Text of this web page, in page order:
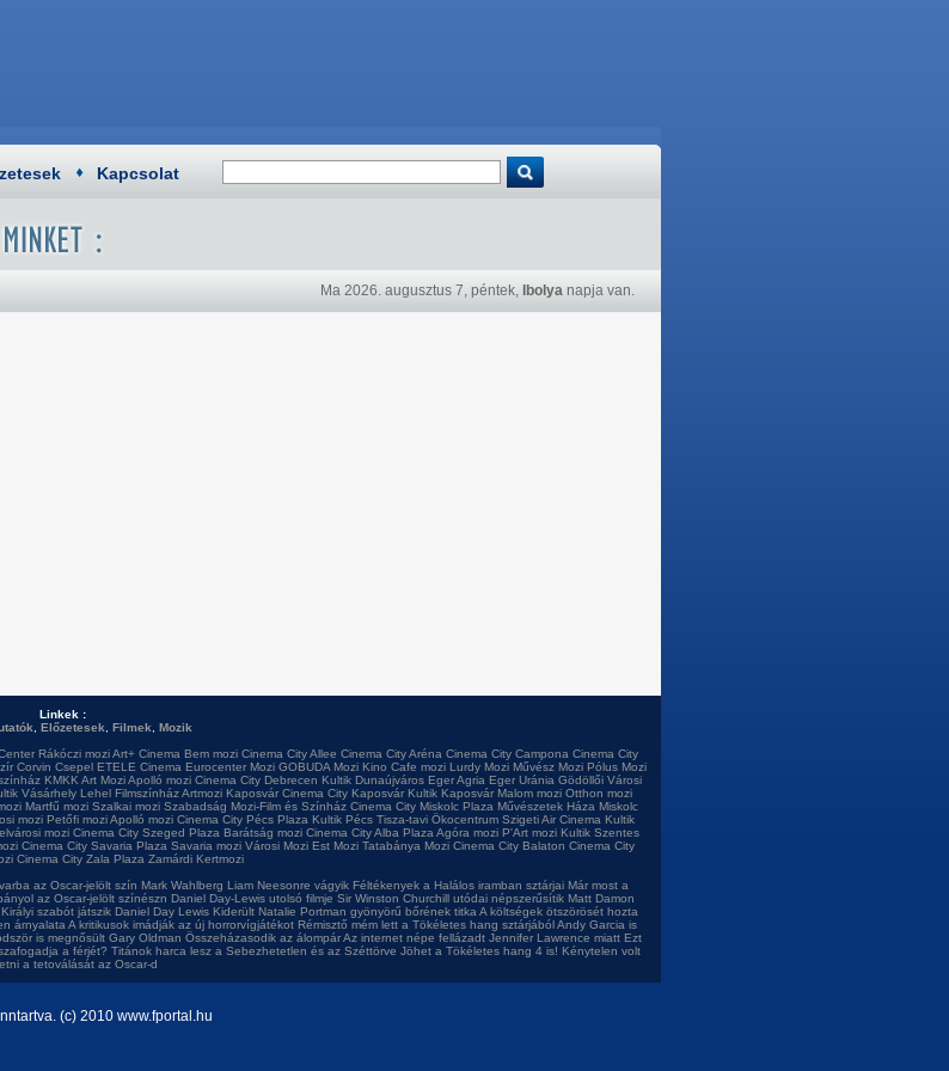
Kapcsolat
Ma 2026. augusztus 7, péntek, Ibolya napja van.
Linkek :
Előzetesek Filmek
Mozik
Rákóczi mozi Art+ Cinema Bem mozi Cinema City Allee Cinema City Aréna Cinema City Campona Cinema City
Corvin Csepel ETELE Cinema Eurocenter Mozi GOBUDA Mozi Kino Cafe mozi Lurdy Mozi Művész Mozi Pólus Mozi
KMKK Art MoziApolló mozi Cinema City Debrecen Kultik Dunaújváros Eger Agria Eger Uránia Gödöllői Városi
Vásárhely Lehel FilmszínházArtmozi Kaposvár Cinema City Kaposvár Kultik Kaposvár Malom mozi Otthon mozi
Martfű mozi Szalkai mozi Szabadság Mozi-Film és Színház Cinema City Miskolc Plaza Művészetek Háza Miskolc
mozi Petőfi mozi Apolló mozi Cinema City Pécs Plaza Kultik Pécs Tisza-tavi Ökocentrum Szigeti Air Cinema Kultik
mozi Cinema City Szeged Plaza Barátság mozi Cinema City Alba Plaza Agóra mozi P'Art mozi Kultik Szentes
Cinema City Savaria Plaza Savaria mozi Városi Mozi Est Mozi Tatabánya Mozi Cinema City Balaton Cinema City
Cinema City Zala Plaza Zamárdi Kertmozi
az Oscar-jelölt szín Mark Wahlberg Liam Neesonre vágyik Féltékenyek a Halálos iramban sztárjai Már most a
az Oscar-jelölt színészn Daniel Day-Lewis utolsó filmje Sir Winston Churchill utódai népszerűsítik Matt Damon
Királyi szabót játszik Daniel Day Lewis Kiderült Natalie Portman gyönyörű bőrének titka A költségek ötszörösét hozta
árnyalata A kritikusok imádják az új horrorvígjátékot Rémisztő mém lett a Tökéletes hang sztárjábólAndy Garcia is
is megnősült Gary Oldman Összeházasodik az álompár Az internet népe fellázadt Jennifer Lawrence miatt Ezt
a férjét? Titánok harca lesz a Sebezhetetlen és az Széttörve Jöhet a Tökéletes hang 4 is! Kénytelen volt
a tetoválását az Oscar-d
(c) 2010 www.fportal.hu